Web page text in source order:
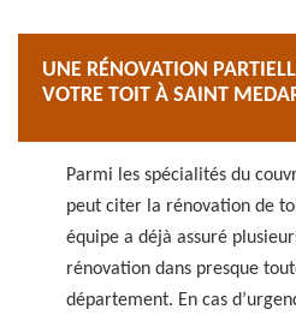
UNE RÉNOVATION
VOTRE TOIT À SAINT
Parmi les spécialités du
peut citer la rénovation de
équipe a déjà assuré
rénovation dans presque
département. En cas